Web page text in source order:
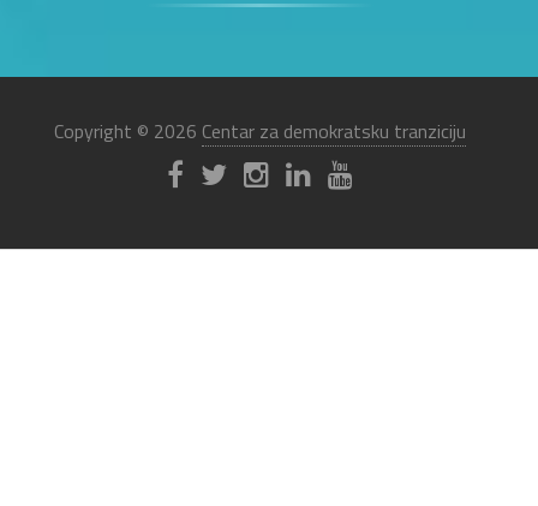
Copyright © 2026 Centar za demokratsku tranziciju